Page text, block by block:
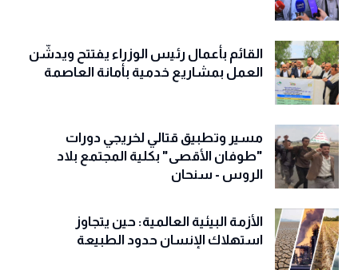
القائم بأعمال رئيس الوزراء يفتتح ويدشّن
العمل بمشاريع خدمية بأمانة العاصمة
مسير وتطبيق قتالي لخريجي دورات
"طوفان الأقصى" بكلية المجتمع بلاد
الروس - سنحان
الأزمة البيئية العالمية: حين يتجاوز
استهلاك الإنسان حدود الطبيعة